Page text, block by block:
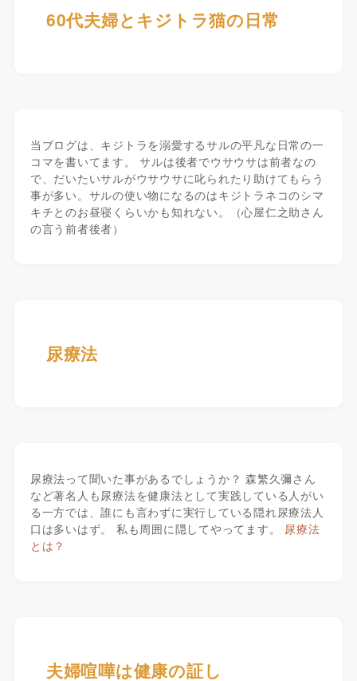
60代夫婦とキジトラ猫の日常
当ブログは、キジトラを溺愛するサルの平凡な日常の一
コマを書いてます。 サルは後者でウサウサは前者なの
で、だいたいサルがウサウサに叱られたり助けてもらう
事が多い。サルの使い物になるのはキジトラネコのシマ
キチとのお昼寝くらいかも知れない。（心屋仁之助さん
の言う前者後者）
尿療法
尿療法って聞いた事があるでしょうか？ 森繁久彌さん
など著名人も尿療法を健康法として実践している人がい
る一方では、誰にも言わずに実行している隠れ尿療法人
口は多いはず。 私も周囲に隠してやってます。 尿療法
とは？
夫婦喧嘩は健康の証し